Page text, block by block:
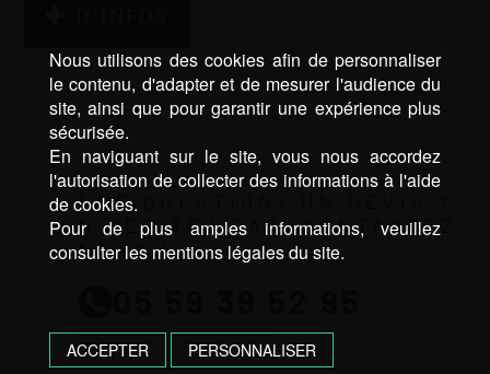
UNE QUESTION? UN DEVIS ?
N’HÉSITEZ PAS, CONTACTEZ
NOUS !
Nous utilisons des cookies afin de personnaliser
le contenu, d'adapter et de mesurer l'audience du
site, ainsi que pour garantir une expérience plus
sécurisée.
En naviguant sur le site, vous nous accordez
l'autorisation de collecter des informations à l'aide
de cookies.
Pour de plus amples informations, veuillez
consulter les mentions légales du site.
ACCEPTER PERSONNALISER